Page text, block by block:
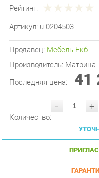
Артикул: u-0204503
Производитель:Матрица
Последняя цена: 41
-